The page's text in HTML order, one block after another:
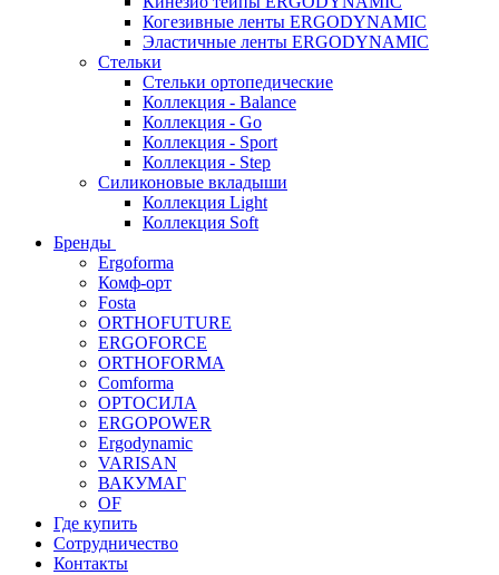
Когезивные ленты ERGODYNAMIC
Эластичные ленты ERGODYNAMIC
Стельки
Стельки ортопедические
Коллекция - Balance
Коллекция - Go
Коллекция - Sport
Коллекция - Step
Силиконовые вкладыши
Коллекция Light
Коллекция Soft
Бренды
Ergoforma
Комф-орт
Fosta
ORTHOFUTURE
ERGOFORCE
ORTHOFORMA
Comforma
ОРТОСИЛА
ERGOPOWER
Ergodynamic
VARISAN
ВАКУМАГ
OF
Где купить
Сотрудничество
Контакты